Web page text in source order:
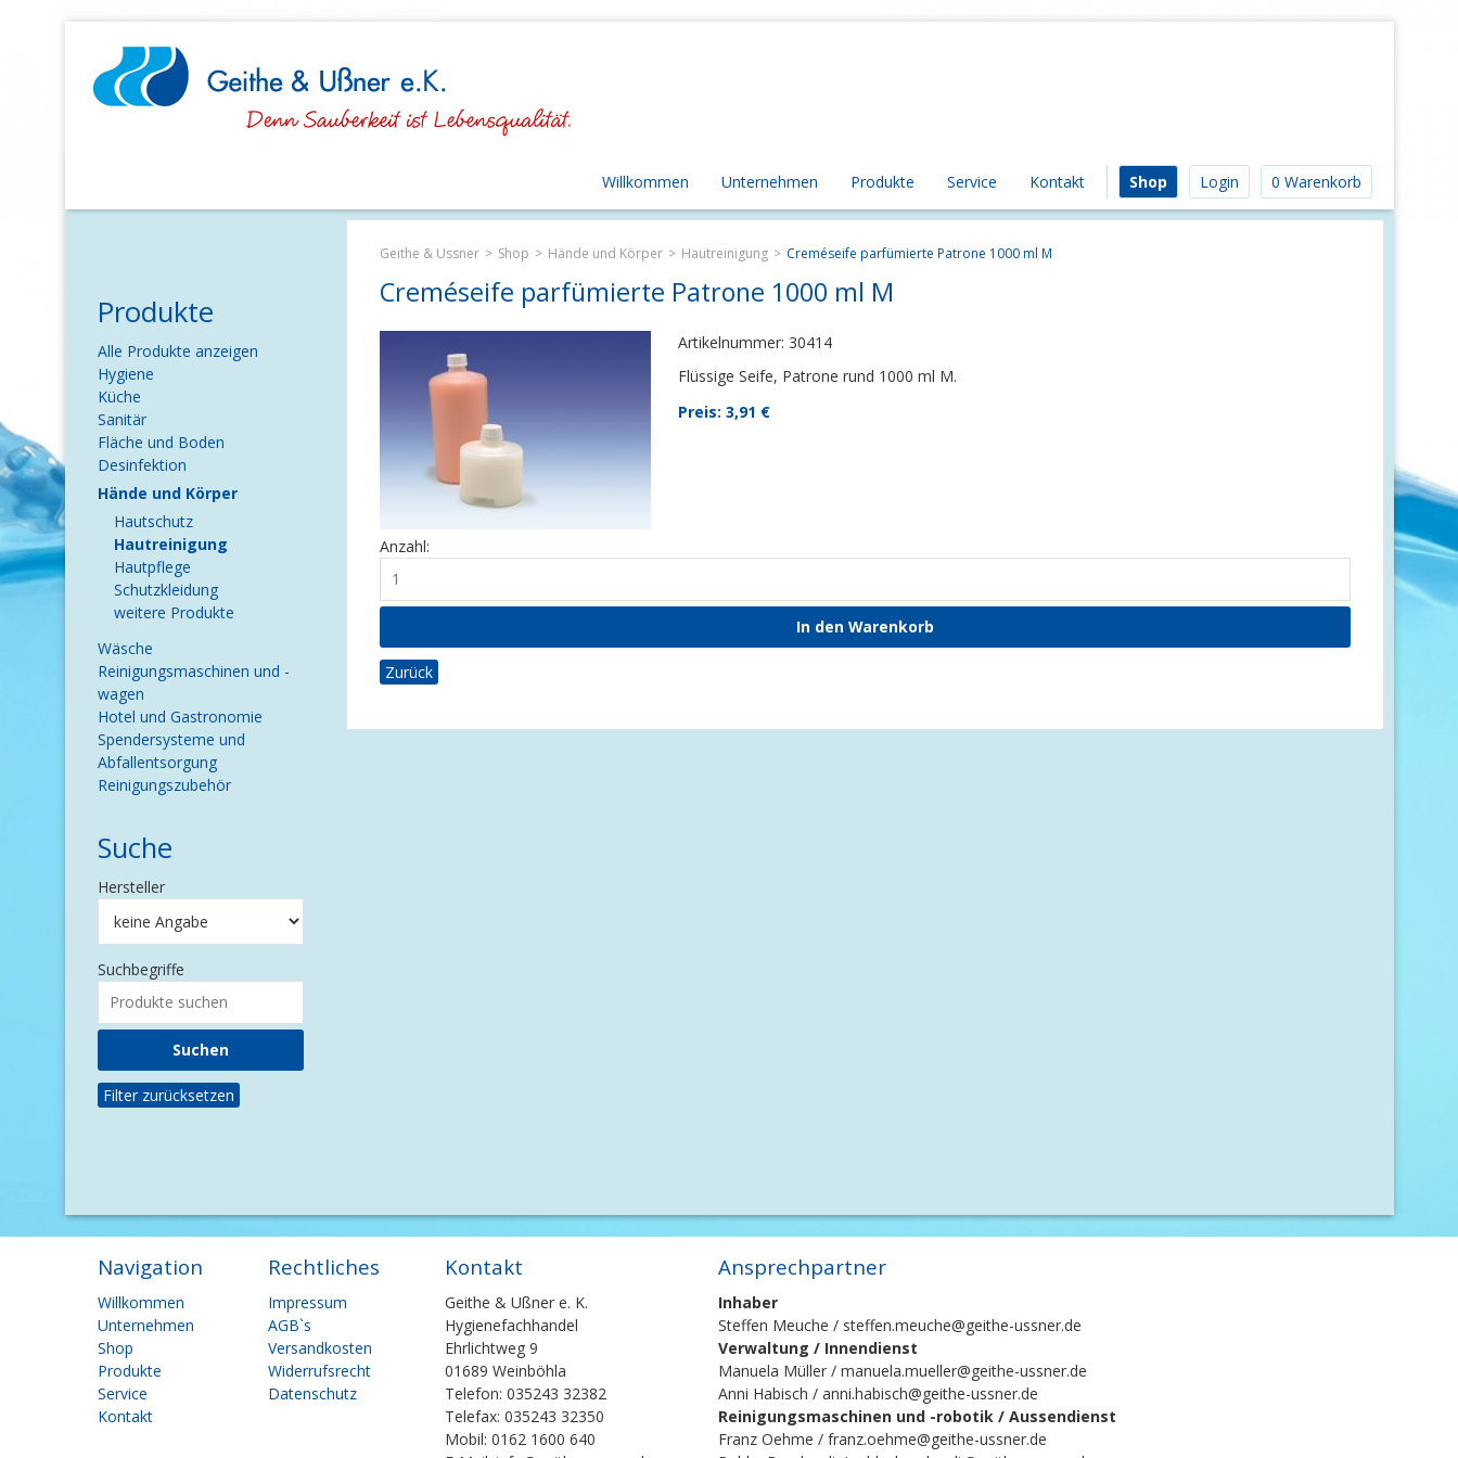
Willkommen Unternehmen Produkte Service Kontakt Shop Login 0 Warenkorb
Geithe & Ussner Shop Hände und Körper Hautreinigung Creméseife parfümierte Patrone 1000 ml M
Creméseife parfümierte Patrone 1000 ml M
Artikelnummer: 30414
Flüssige Seife, Patrone rund 1000 ml M.
Preis: 3,91 €
Anzahl:
Zurück
Produkte
Navigation
überspringen
Alle Produkte anzeigen
Hygiene
Küche
Sanitär
Fläche und Boden
Desinfektion
Hände und Körper
Hautschutz
Hautreinigung
Hautpflege
Schutzkleidung
weitere Produkte
Wäsche
Reinigungsmaschinen und -
wagen
Hotel und Gastronomie
Spendersysteme und
Abfallentsorgung
Reinigungszubehör
Suche
Hersteller
Suchbegriffe
Filter zurücksetzen
Navigation
Navigation
überspringen
Willkommen
Unternehmen
Shop
Produkte
Service
Kontakt
Rechtliches
Navigation
überspringen
Impressum
AGB`s
Versandkosten
Widerrufsrecht
Datenschutz
Kontakt
Geithe & Ußner e. K.
Hygienefachhandel
Ehrlichtweg 9
01689 Weinböhla
Telefon: 035243 32382
Telefax: 035243 32350
Mobil: 0162 1600 640
Ansprechpartner
Inhaber
Steffen Meuche / steffen.meuche@geithe-ussner.de
Verwaltung / Innendienst
Manuela Müller / manuela.mueller@geithe-ussner.de
Anni Habisch / anni.habisch@geithe-ussner.de
Reinigungsmaschinen und -robotik / Aussendienst
Franz Oehme / franz.oehme@geithe-ussner.de